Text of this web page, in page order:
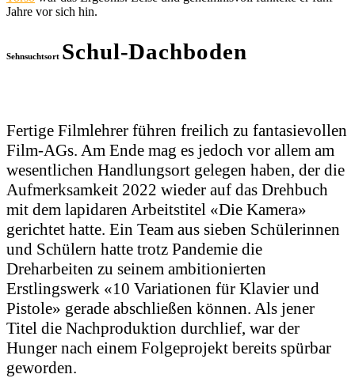
Jahre vor sich hin.
Sehnsuchtsort Schul-Dachboden
Fertige Filmlehrer führen freilich zu fantasievollen
Film-AGs. Am Ende mag es jedoch vor allem am
wesentlichen Handlungsort gelegen haben, der die
Aufmerksamkeit 2022 wieder auf das Drehbuch
mit dem lapidaren Arbeitstitel «Die Kamera»
gerichtet hatte. Ein Team aus sieben Schülerinnen
und Schülern hatte trotz Pandemie die
Dreharbeiten zu seinem ambitionierten
Erstlingswerk «10 Variationen für Klavier und
Pistole» gerade abschließen können. Als jener
Titel die Nachproduktion durchlief, war der
Hunger nach einem Folgeprojekt bereits spürbar
geworden.